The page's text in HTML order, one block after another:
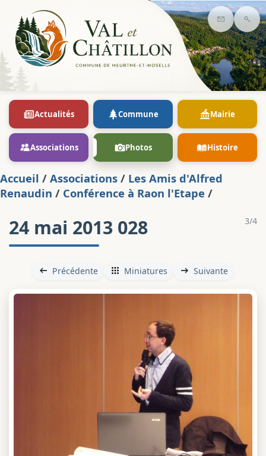
Contact
Actualités Commune Mairie
Associations Photos Histoire
Accueil / Associations / Les Amis d'Alfred
Renaudin / Conférence à Raon l'Etape /
3/4
24 mai 2013 028
Précédente Miniatures Suivante